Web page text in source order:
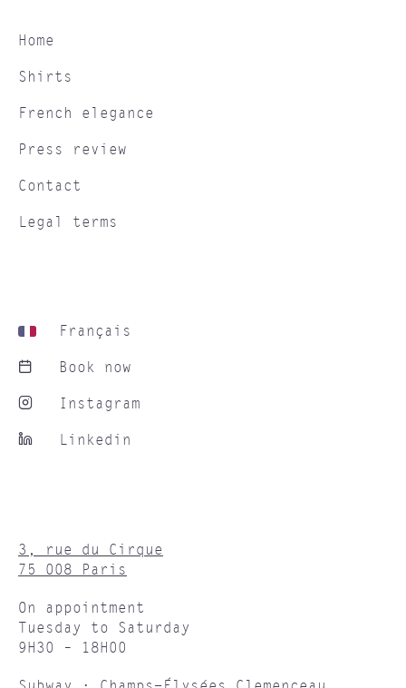
Home
Shirts
French elegance
Press review
Contact
Legal terms
Français
Book now
Instagram
Linkedin
3, rue du Cirque
75 008 Paris
On appointment
Tuesday to Saturday
9H30 – 18H00